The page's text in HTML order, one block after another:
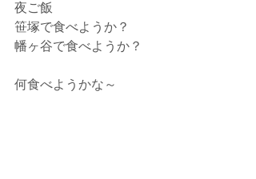
夜ご飯​
笹塚で食べようか？
幡ヶ谷で食べようか？
何食べようかな～